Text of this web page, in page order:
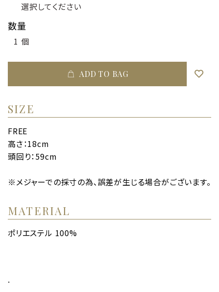
数量
ADD TO BAG
SIZE
FREE
高さ：18cm
頭回り：59cm
※メジャーでの採寸の為、誤差が生じる場合がございます。
MATERIAL
ポリエステル 100%
.